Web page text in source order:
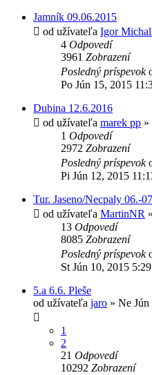
Jamník 09.06.2015
od užívateľa Igor
4 Odpovedí
3961 Zobrazení
Posledný príspevok
Po Jún 15, 2015
Dubina 12.6.2016
od užívateľa marek pp »
1 Odpovedí
2972 Zobrazení
Posledný príspevok
Pi Jún 12, 2015
Tur. Jaseno/Necpaly 06.-
od užívateľa MartinNR »
13 Odpovedí
8085 Zobrazení
Posledný príspevok
St Jún 10, 2015
5.a 6.6. Pleše
od užívateľa jaro » Ne Jún
1
2
21 Odpovedí
10292 Zobrazení